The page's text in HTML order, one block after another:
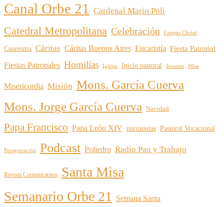
Canal Orbe 21 Cardenal Mario Poli
Catedral Metropolitana Celebración Corpus Christi
Cuaresma Cáritas Cáritas Buenos Aires Eucaristía Fiesta Patronal
Fiestas Patronales Homilías Iglesia Inicio pastoral Jóvenes Misa
Misericordia Misión Mons. García Cuerva
Mons. Jorge García Cuerva
Navidad
Papa Francisco Papa León XIV parroquias Pastoral Vocacional
Peregrinación Podcast Poliedro Radio Pan y Trabajo
Revista Comunicarnos
Santa Misa
Semanario Orbe 21 Semana Santa